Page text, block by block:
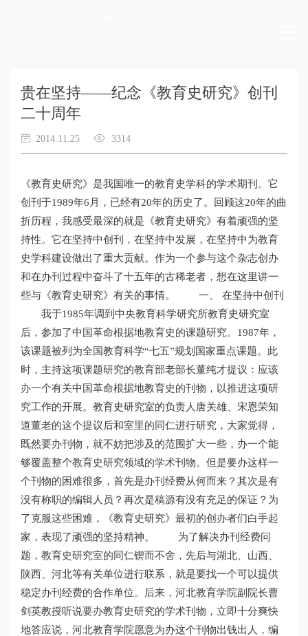
贵在坚持——纪念《教育史研究》创刊
二十周年
2014.11.25 3314
《教育史研究》是我国唯一的教育史学科的学术期刊。它
创刊于1989年6月，已经有20年的历史了。回顾这20年的曲
折历程，我感受最深的就是《教育史研究》有着顽强的坚
持性。它在坚持中创刊，在坚持中发展，在坚持中为教育
史学科建设做出了重大贡献。作为一个参与这个杂志创办
和在办刊过程中奋斗了十五年的古稀老者，想在这里讲一
些与《教育史研究》有关的事情。 一、 在坚持中创刊
我于1985年调到中央教育科学研究所教育史研究室
后，参加了中国革命根据地教育史的课题研究。1987年，
该课题被列为全国教育科学“七五”规划国家重点课题。此
时，主持这项课题研究的教育部老部长董纯才提议：应该
办一个有关中国革命根据地教育史的刊物，以推进这项研
究工作的开展。教育史研究室的负责人唐关雄、宋恩荣知
道董老的这个提议后和室里的同仁进行研究，大家觉得，
既然要办刊物，就不妨把涉及的范围扩大一些，办一个能
够覆盖整个教育史研究领域的学术刊物。但是要办这样一
个刊物的困难很多，首先是办刊经费从何而来？其次是有
没有称职的编辑人员？再次是稿源有没有充足的保证？为
了克服这些困难，《教育史研究》最初的创办者们白手起
家，表现了顽强的坚持精神。 为了解决办刊经费问
题，教育史研究室的同仁锲而不舍，先后与湖北、山西、
陕西、河北等有关单位进行联系，就是要找一个可以提供
稳定办刊经费的合作单位。后来，河北教育学院副院长曹
剑英教授听说要办教育史研究的学术刊物，立即十分爽快
地答应说，河北教育学院愿意为办这个刊物出钱出人，编